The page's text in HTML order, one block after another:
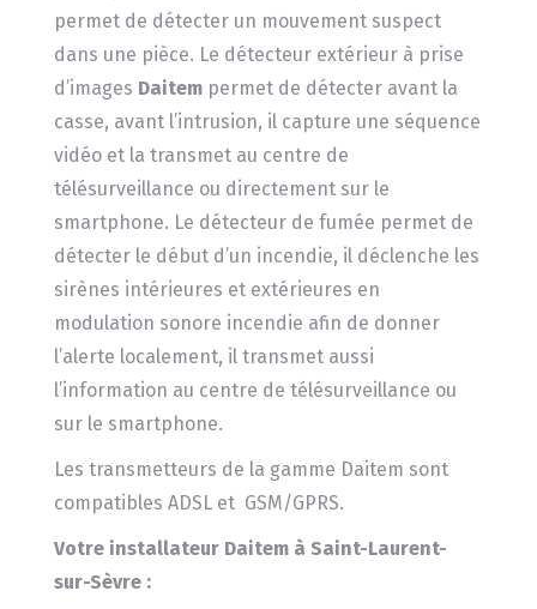
permet de détecter un mouvement suspect
dans une pièce. Le détecteur extérieur à prise
d’images Daitempermet de détecter avant la
casse, avant l’intrusion, il capture une séquence
vidéo et la transmet au centre de
télésurveillance ou directement sur le
smartphone. Le détecteur de fumée permet de
détecter le début d’un incendie, il déclenche les
sirènes intérieures et extérieures en
modulation sonore incendie afin de donner
l’alerte localement, il transmet aussi
l’information au centre de télésurveillance ou
sur le smartphone.
Les transmetteurs de la gamme Daitem sont
compatibles ADSL et GSM/GPRS.
Votre installateur Daitem à Saint-Laurent-
sur-Sèvre :